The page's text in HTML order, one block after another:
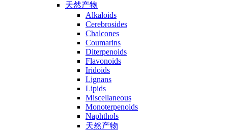
天然产物
Alkaloids
Cerebrosides
Chalcones
Coumarins
Diterpenoids
Flavonoids
Iridoids
Lignans
Lipids
Miscellaneous
Monoterpenoids
Naphthols
天然产物